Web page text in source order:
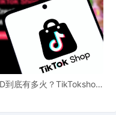
到底有多火？TikTokshop